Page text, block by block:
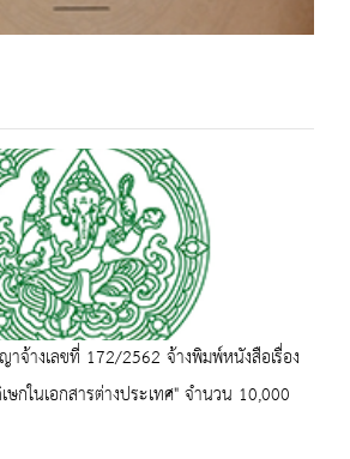
าจ้างเลขที่ 172/2562 จ้างพิมพ์หนังสือเรื่อง
กในเอกสารต่างประเทศ" จำนวน 10,000